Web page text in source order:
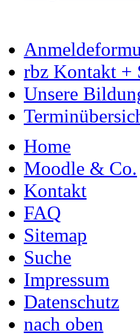
rbz Kontakt +
Unsere
Home
Moodle & Co.
Kontakt
FAQ
Sitemap
Suche
Impressum
Datenschutz
nach oben